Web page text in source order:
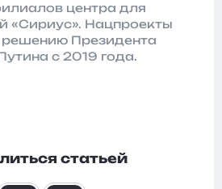
центра для
«Сириус». Нацпроекты
решению Президента
с 2019 года.
статьей